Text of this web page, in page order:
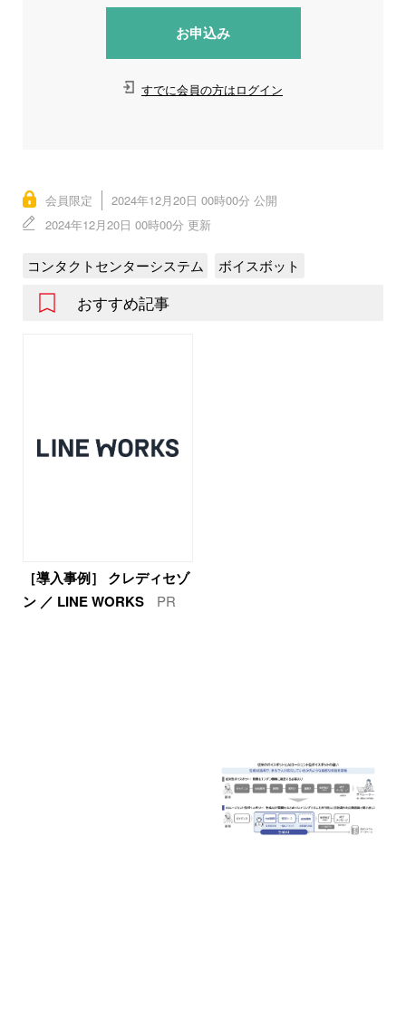
お申込み
すでに会員の方はログイン
会員限定
2024年12月20日 00時00分 公開
2024年12月20日 00時00分 更新
コンタクトセンターシステム ボイスボット
おすすめ記事
［導入事例］ クレディセゾ
ン ／ LINE WORKS
PR